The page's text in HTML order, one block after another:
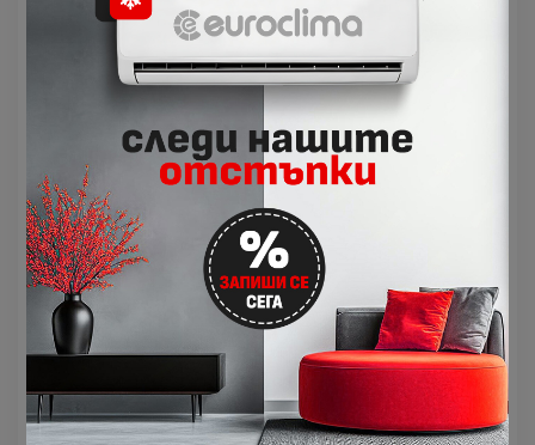
за бързо достигане на желаната настройка на
температурата.
Изключително тиха система до 19 dB(A) – на
закрито
Безшумна работа до 42 dB(A) – на открито
Wi Fi готов
Можете да управлявате YUKAI от всяко място и
по всяко време, като използвате Wi-Fi на вашето
жилище, за несравним комфорт и спестяване на